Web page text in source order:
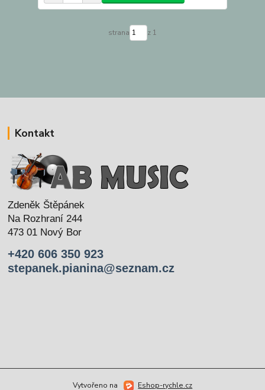
strana z 1
Kontakt
Zdeněk Štěpánek
Na Rozhraní 244
473 01 Nový Bor
+420 606 350 923
stepanek.pianina@seznam.cz
Vytvořeno na Eshop-rychle.cz